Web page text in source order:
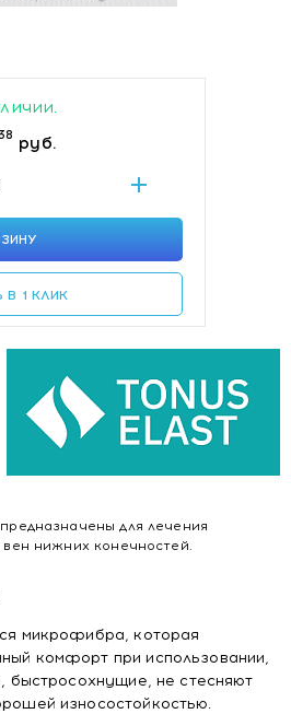
руб.
В 1 КЛИК
для лечения
нижних конечностей.
микрофибра, которая
комфорт при использовании,
быстросохнущие, не стесняют
износостойкостью.